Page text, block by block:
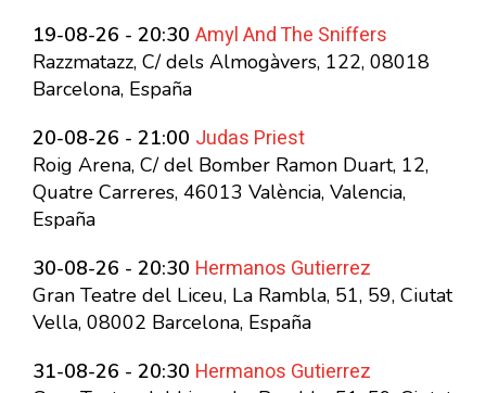
19-08-26 - 20:30 Amyl And The Sniffers
Razzmatazz, C/ dels Almogàvers, 122, 08018
Barcelona, España
20-08-26 - 21:00 Judas Priest
Roig Arena, C/ del Bomber Ramon Duart, 12,
Quatre Carreres, 46013 València, Valencia,
España
30-08-26 - 20:30 Hermanos Gutierrez
Gran Teatre del Liceu, La Rambla, 51, 59, Ciutat
Vella, 08002 Barcelona, España
31-08-26 - 20:30 Hermanos Gutierrez